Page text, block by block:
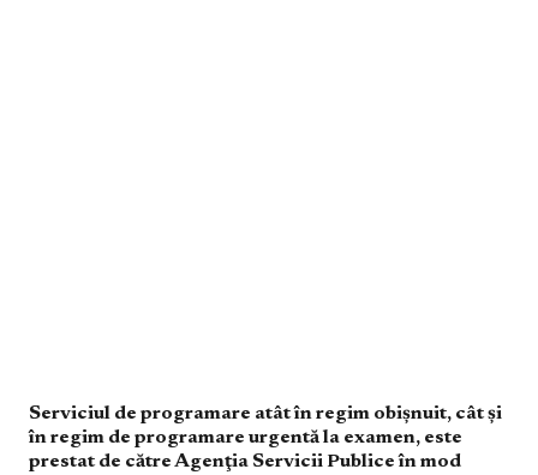
Serviciul de programare atât în regim obişnuit, cât şi
în regim de programare urgentă la examen, este
prestat de către Agenţia Servicii Publice în mod